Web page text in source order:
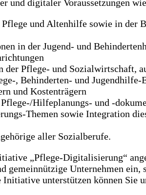
digitaler Voraussetzungen
und Altenhilfe sowie in der
in der Jugend- und
Pflege- und Sozialwirtschaft,
, Behinderten- und Jugendhilfe-
und Kostenträgern
Hilfeplanungs- und -
Themen sowie Integration
aller Sozialberufe.
„Pflege-Digitalisierung“
gemeinnützige Unternehmen ein,
unterstützen können Sie